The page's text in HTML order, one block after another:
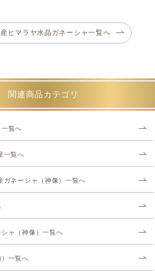
ヒマラヤ水晶ガネーシャ一覧へ
関連商品カテゴリ
覧へ
一覧へ
ガネーシャ（神像）一覧へ
ャ（神像）一覧へ
一覧へ